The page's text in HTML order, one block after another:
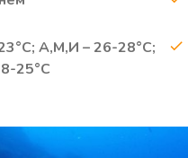
А,М,И – 26-28°C;
25°C